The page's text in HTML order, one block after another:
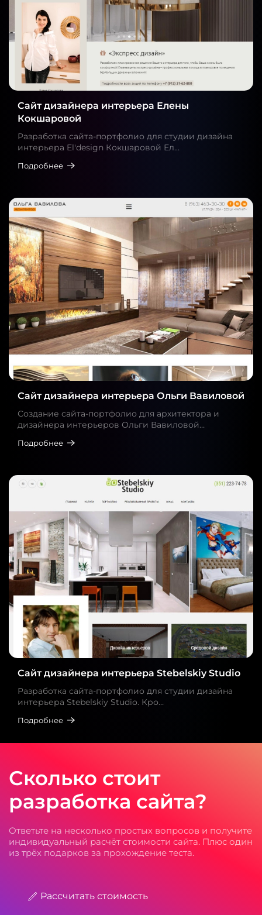
Сайт дизайнера интерьера Елены
Кокшаровой
Разработка сайта-портфолио для студии дизайна
интерьера El'design Кокшаровой Ел…
Подробнее
Сайт дизайнера интерьера Ольги Вавиловой
Создание сайта-портфолио для архитектора и
дизайнера интерьеров Ольги Вавиловой…
Подробнее
Сайт дизайнера интерьера Stebelskiy Studio
Разработка сайта-портфолио для студии дизайна
интерьера Stebelskiy Studio. Кро…
Подробнее
Сколько стоит
разработка сайта?
Ответьте на несколько простых вопросов и получите
индивидуальный расчёт стоимости сайта. Плюс один
из трёх подарков за прохождение теста.
Рассчитать стоимость